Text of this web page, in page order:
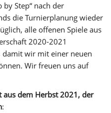
Step“ nach der
die Turnierplanung wieder
alle offenen Spiele aus
2020-2021
damit wir mit einer neuen
Wir freuen uns auf
aus dem Herbst 2021, der
: